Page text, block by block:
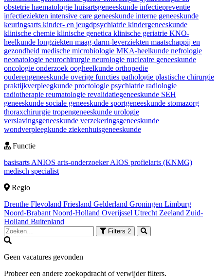
obstetrie haematologie huisartsgeneeskunde infectiepreventie
infectieziekten intensive care geneeskunde interne geneeskunde
keuringsarts kinder- en jeugdpsychiatrie kindergeneeskunde
klinische chemie klinische genetica klinische geriatrie KNO-
heelkunde longziekten maag-darm-leverziekten maatschappij en
gezondheid medische microbiologie MKA-heelkunde nefrologie
neonatologie neurochirurgie neurologie nucleaire geneeskunde
oncologie onderzoek oogheelkunde orthopedie
ouderengeneeskunde overige functies pathologie plastische chirurgie
praktijkverpleegkunde proctologie psychiatrie radiologie
radiotherapie reumatologie revalidatiegeneeskunde SEH
geneeskunde sociale geneeskunde sportgeneeskunde stomazorg
thoraxchirurgie tropengeneeskunde urologie
verslavingsgeneeskunde verzekeringsgeneeskunde
wondverpleegkunde ziekenhuisgeneeskunde
Functie
basisarts ANIOS arts-onderzoekerAIOS profielarts (KNMG)
medisch specialist
Regio
Drenthe Flevoland Friesland Gelderland Groningen Limburg
Noord-Brabant Noord-Holland Overijssel Utrecht Zeeland Zuid-
Holland Buitenland
Filters 2
Geen vacatures gevonden
Probeer een andere zoekopdracht of verwijder filters.